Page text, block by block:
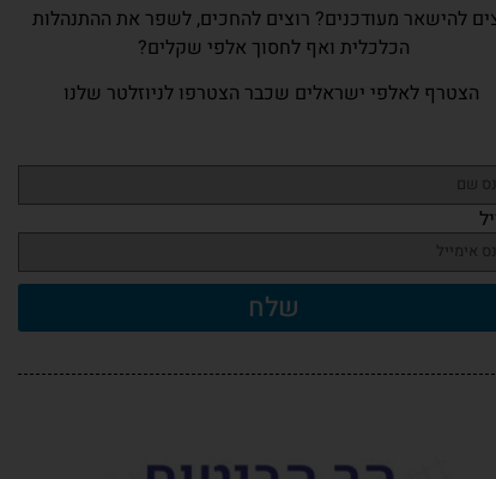
להישאר מעודכנים? רוצים להחכים, לשפר את ההתנהלות
הכלכלית ואף לחסוך אלפי שקלים?
הצטרף לאלפי ישראלים שכבר הצטרפו לניוזלטר שלנו
שלח